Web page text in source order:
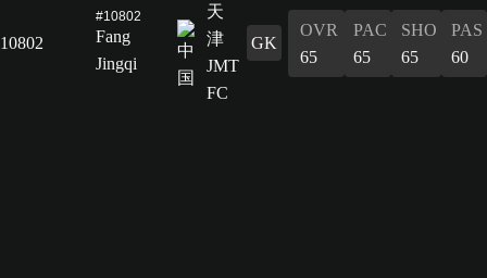
10802
#10802
Fang
Jingqi
GK
OVR
65
PAC
65
SHO
65
PAS
60